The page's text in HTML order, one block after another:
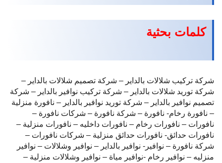
كلمات بحثية
شركة تركيب شلالات بالداير – شركة تصميم شلالات بالداير –
شركة توريد شلالات بالداير – شركة تركيب نوافير بالداير – شركة
تصميم نوافير بالداير – شركة توريد نوافير بالداير – نافورة منزلية
– نافورة رخام- نافورة – شركة نافورة – شركات نافورة –
نافورات – نافورات رخام – نافورات داخليه – نافورات منزلية –
نافورات حدائق- نافورات حدائق منزلية – شركات نافورات –
شركة نافورة – نوافير- نوافير بالداير – نوافير وشلالات – نوافير
منزليه – نوافير رخام -نوافير مياة – نوافير وشلالات منزلية –